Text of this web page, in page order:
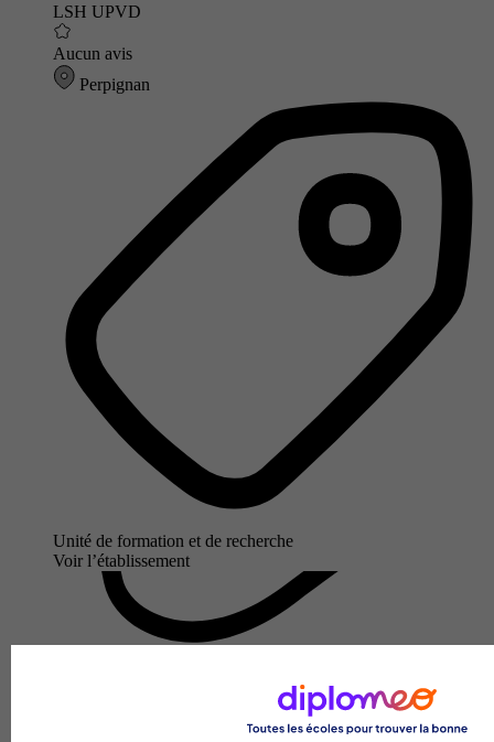
LSH UPVD
Aucun avis
Perpignan
Unité de formation et de recherche
Voir l’établissement